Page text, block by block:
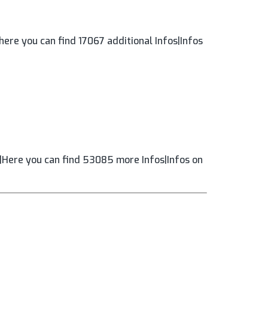
you can find 17067 additional Infos|Infos
you can find 53085 more Infos|Infos on